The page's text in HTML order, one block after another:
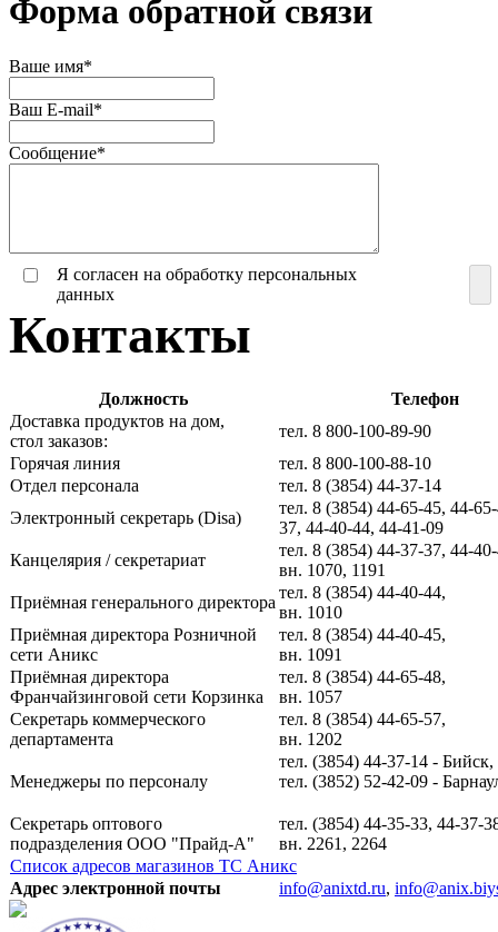
Форма обратной связи
Ваше имя*
Ваш E-mail*
Сообщение*
Я согласен на обработку персональных
данных
Контакты
Должность
Телефон
Доставка продуктов на дом,
стол заказов:
тел. 8 800-100-89-90
Горячая линия
тел. 8 800-100-88-10
Отдел персонала
тел. 8 (3854) 44-37-14
Электронный секретарь (Disa)
тел. 8 (3854) 44-65-45, 44-
37, 44-40-44, 44-41-09
Канцелярия / секретариат
тел. 8 (3854) 44-37-37, 44-
вн. 1070, 1191
Приёмная генерального директора
тел. 8 (3854) 44-40-44,
вн. 1010
Приёмная директора Розничной
сети Аникс
тел. 8 (3854) 44-40-45,
вн. 1091
Приёмная директора
Франчайзинговой сети Корзинка
тел. 8 (3854) 44-65-48,
вн. 1057
Секретарь коммерческого
департамента
тел. 8 (3854) 44-65-57,
вн. 1202
Менеджеры по персоналу
тел. (3854) 44-37-14 -
тел. (3852) 52-42-09 -
Секретарь оптового
подразделения ООО "Прайд-А"
тел. (3854) 44-35-33, 44-37-
вн. 2261, 2264
Список адресов магазинов ТС Аникс
Адрес электронной почты
info@anixtd.ru,